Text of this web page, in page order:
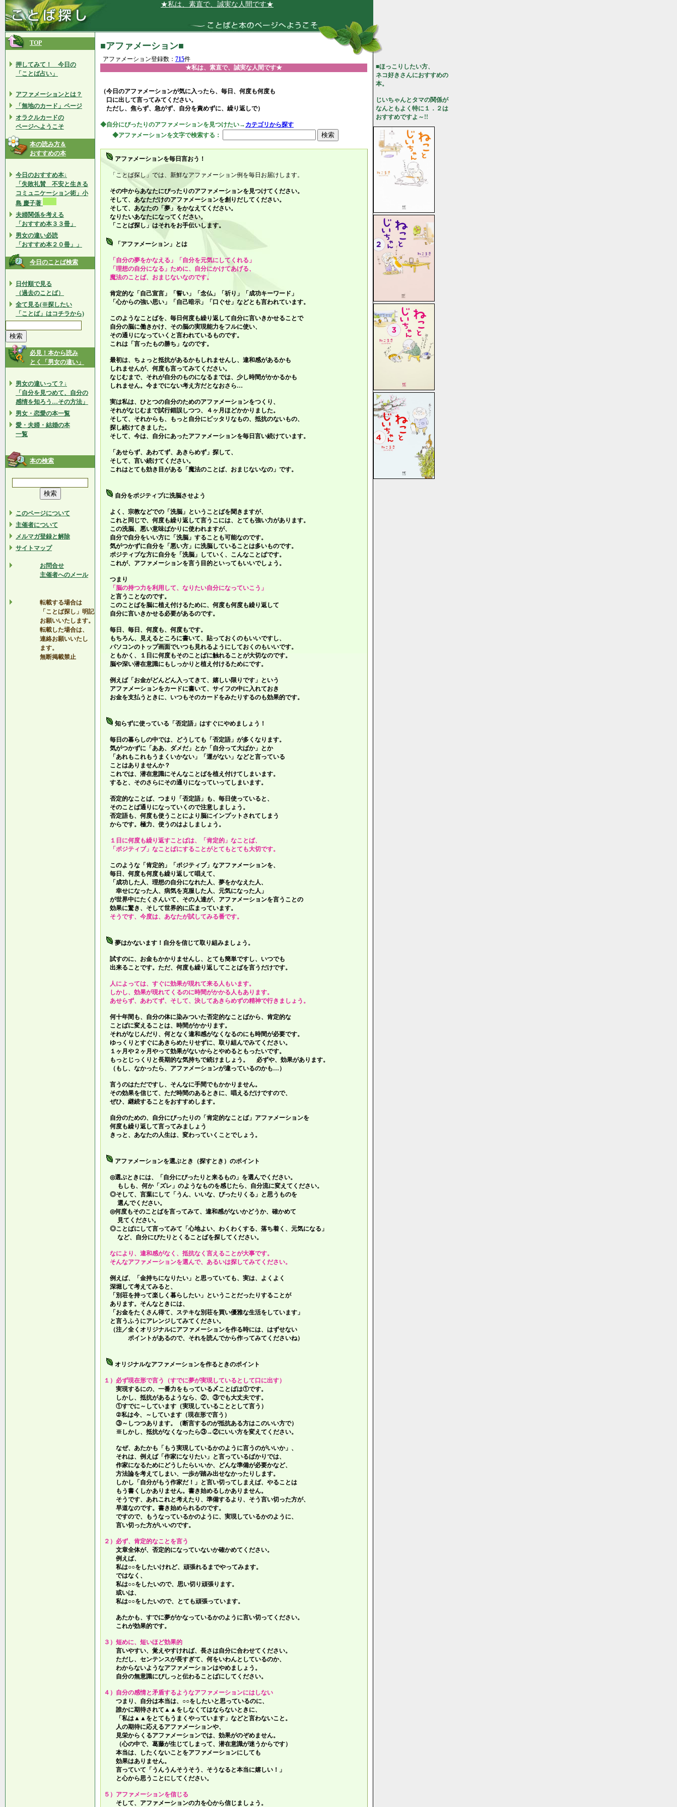
★私は、素直で、誠実な人間です★
TOP
押してみて！ 今日の
「ことば占い」
アファメーションとは？
「無地のカード」ページ
オラクルカードの
ページへようこそ
本の読み方＆
おすすめの本
今日のおすすめ本↓
「失敗礼賛 不安と生きる
コミュニケーション術」小
島 慶子著
夫婦関係を考える
「おすすめ本３３冊」
男女の違い必読
「おすすめ本２０冊」」
今日のことば検索
日付順で見る
（過去のことば）
全て見る(※探したい
「ことば」はコチラから)
必見！本から読み
とく「男女の違い」
男女の違いって？↓
「自分を見つめて、自分の
感情を知ろう…その方法」
男女・恋愛の本一覧
愛・夫婦・結婚の本
一覧
本の検索
このページについて
主催者について
メルマガ登録と解除
サイトマップ
お問合せ
主催者へのメール
転載する場合は
「ことば探し」明記
お願いいたします。
転載した場合は、
連絡お願いいたし
ます。
無断掲載禁止
■アファメーション■
アファメーション登録数： 715件
★私は、素直で、誠実な人間です★
（今日のアファメーションが気に入ったら、毎日、何度も何度も
口に出して言ってみてください。
ただし、焦らず、急がず、自分を責めずに、繰り返しで）
◆自分にぴったりのアファメーションを見つけたい→ カテゴリから探す
◆アファメーションを文字で検索する：
アファメーションを毎日言おう！
「ことば探し」では、新鮮なアファメーション例を毎日お届けします。
その中からあなたにぴったりのアファメーションを見つけてください。
そして、あなただけのアファメーションを創りだしてください。
そして、あなたの「夢」をかなえてください。
なりたいあなたになってください。
「ことば探し」はそれをお手伝いします。
「アファメーション」とは
「自分の夢をかなえる」「自分を元気にしてくれる」
「理想の自分になる」ために、自分にかけてあげる、
魔法のことば、おまじないなのです。
肯定的な「自己宣言」「誓い」「念仏」「祈り」「成功キーワード」
「心からの強い思い」「自己暗示」「口ぐせ」 などとも言われています。
このようなことばを、毎日何度も繰り返して自分に言いきかせることで
自分の脳に働きかけ、その脳の実現能力をフルに使い、
その通りになっていくと言われているものです。
これは「言ったもの勝ち」なのです。
最初は、ちょっと抵抗があるかもしれませんし、違和感があるかも
しれませんが、何度も言ってみてください。
なじむまで、それが自分のものになるまでは、少し時間がかかるかも
しれません。今までにない考え方だとなおさら…
実は私は、ひとつの自分のためのアファメーションをつくり、
それがなじむまで試行錯誤しつつ、４ヶ月ほどかかりました。
そして、それからも、もっと自分にピッタリなもの、抵抗のないもの、
探し続けてきました。
そして、今は、自分にあったアファメーションを毎日言い続けています。
「あせらず、あわてず、あきらめず」探して、
そして、言い続けてください。
これはとても効き目がある「魔法のことば、おまじないなの」です。
自分をポジティブに洗脳させよう
よく、宗教などでの「洗脳」ということばを聞きますが、
これと同じで、何度も繰り返して言うこには、とても強い力があります。
この洗脳、悪い意味ばかりに使われますが、
自分で自分をいい方に「洗脳」することも可能なのです。
気がつかずに自分を「悪い方」に洗脳していることは多いものです。
ポジティブな方に自分を「洗脳」していく、こんなことばです。
これが、アファメーションを言う目的といってもいいでしょう。
つまり
「脳の持つ力を利用して、なりたい自分になっていこう」
と言うことなのです。
このことばを脳に植え付けるために、何度も何度も繰り返して
自分に言いきかせる必要があるのです。
毎日、毎日、何度も、何度もです。
もちろん、見えるところに書いて、貼っておくのもいいですし、
パソコンのトップ画面でいつも見れるようにしておくのもいいです。
ともかく、１日に何度もそのことばに触れることが大切なのです。
脳や深い潜在意識にもしっかりと植え付けるためにです。
例えば「お金がどんどん入ってきて、嬉しい限りです」という
アファメーションをカードに書いて、サイフの中に入れておき
お金を支払うときに、いつもそのカードをみたりするのも効果的です。
知らずに使っている「否定語」はすぐにやめましょう！
毎日の暮らしの中では、どうしても「否定語」が多くなります。
気がつかずに「ああ、ダメだ」とか「自分って大ばか」とか
「あれもこれもうまくいかない」「運がない」などと言っている
ことはありませんか？
これでは、潜在意識にそんなことばを植え付けてしまいます。
すると、そのさらにその通りになっていってしまいます。
否定的なことば、つまり「否定語」も、毎日使っていると、
そのことば通りになっていくので注意しましょう。
否定語も、何度も使うことにより脳にインプットされてしまう
からです。極力、使うのはよしましょう。
１日に何度も繰り返すことばは、「肯定的」なことば、
「ポジティブ」なことばにすることがとてもとても大切です。
このような「肯定的」「ポジティブ」なアファメーションを、
毎日、何度も何度も繰り返して唱えて、
「成功した人、理想の自分になれた人、夢をかなえた人、
幸せになった人、病気を克服した人、元気になった人」
が世界中にたくさんいて、その人達が、アファメーションを言うことの
効果に驚き、そして世界的に広まっています。
そうです、今度は、あなたが試してみる番です。
夢はかないます！自分を信じて取り組みましょう。
試すのに、お金もかかりませんし、とても簡単ですし、いつでも
出来ることです。ただ、何度も繰り返してことばを言うだけです。
人によっては、すぐに効果が現れて来る人もいます。
しかし、効果が現れてくるのに時間がかかる人もあります。
あせらず、あわてず、そして、決してあきらめずの精神で行きましょう。
何十年間も、自分の体に染みついた否定的なことばから、肯定的な
ことばに変えることは、時間がかかります。
それがなじんだり、何となく違和感がなくなるのにも時間が必要です。
ゆっくりとすぐにあきらめたりせずに、取り組んでみてください。
１ヶ月や２ヶ月やって効果がないからとやめるともったいです。
もっとじっくりと長期的な気持ちで続けましょう。 必ずや、効果があります。
（もし、なかったら、アファメーションが違っているのかも…）
言うのはただですし、そんなに手間でもかかりません。
その効果を信じて、ただ時間のあるときに、唱えるだけですので、
ぜひ、継続することをおすすめします。
自分のための、自分にぴったりの「肯定的なことば」アファメーションを
何度も繰り返して言ってみましょう
きっと、あなたの人生は、変わっていくことでしょう。
アファメーションを選ぶとき（探すとき）のポイント
◎選ぶときには、「自分にぴったりと来るもの」を選んでください。
もしも、何か「ズレ」のようなものを感じたら、自分流に変えてください。
◎そして、言葉にして「うん、いいな、ぴったりくる」と思うものを
選んでください。
◎何度もそのことばを言ってみて、違和感がないかどうか、確かめて
見てください。
◎ことばにして言ってみて「心地よい、わくわくする、落ち着く、元気になる」
など、自分にぴたりとくることばを探してください。
なにより、違和感がなく、抵抗なく言えることが大事です。
そんなアファメーションを選んで、あるいは探してみてください。
例えば、「金持ちになりたい」と思っていても、実は、よくよく
深堀して考えてみると、
「別荘を持って楽しく暮らしたい」ということだったりすることが
あります。そんなときには、
「お金をたくさん得て、ステキな別荘を買い優雅な生活をしています」
と言うふうにアレンジしてみてください。
（注／全くオリジナルにアファメーションを作る時には、はずせない
ポイントがあるので、それを読んでから作ってみてくださいね）
オリジナルなアファメーションを作るときのポイント
１）必ず現在形で言う（すでに夢が実現しているとして口に出す）
実現するにの、一番力をもっている〆ことばは①です。
しかし、抵抗があるようなら、②、③でも大丈夫です。
①すでに～しています（実現していることとして言う）
②私は今、～しています（現在形で言う）
③～しつつあります。（断言するのが抵抗ある方はこのいい方で）
※しかし、抵抗がなくなったら③→②にいい方を変えてください。
なぜ、あたかも「もう実現しているかのように言うのがいいか」、
それは、例えば「作家になりたい」と言っているばかりでは、
作家になるためにどうしたらいいか、どんな準備が必要かなど、
方法論を考えてしまい、一歩が踏み出せなかったりします。
しかし「自分がもう作家だ！」と言い切ってしまえば、やることは
もう書くしかありません。書き始めるしかありません。
そうです、あれこれと考えたり、準備するより、そう言い切った方が、
早道なのです。書き始められるのです。
ですので、もうなっているかのように、実現しているかのように、
言い切った方がいいのです。
２）必ず、肯定的なことを言う
文章全体が、否定的になっていないか確かめてください。
例えば、
私は○○をしたいけれど、頑張れるまでやってみます。
ではなく、
私は○○をしたいので、思い切り頑張ります。
或いは、
私は○○をしたいので、とても頑張っています。
あたかも、すでに夢がかなっているかのように言い切ってください。
これが効果的です。
３）短めに、短いほど効果的
言いやすい、覚えやすければ、長さは自分に合わせてください。
ただし、センテンスが長すぎて、何をいわんとしているのか、
わからないようなアファメーションはやめましょう。
自分の無意識にぴしっと伝わることばにしてください。
４）自分の感情と矛盾するようなアファメーションにはしない
つまり、自分は本当は、○○をしたいと思っているのに、
誰かに期待されて▲▲をしなくてはならないときに、
「私は▲▲をとてもうまくやっています」などと言わないこと。
人の期待に応えるアファメーションや、
見栄からくるアファメーションでは、効果がのぞめません。
（心の中で、葛藤が生じてしまって、潜在意識が迷うからです）
本当は、したくないことをアファメーションにしても
効果はありません。
言っていて 「うんうんそうそう、そうなると本当に嬉しい！」
と心から思うことにしてください。
５）アファメーションを信じる
そして、アファメーションの力を心から信じましょう。
■ほっこりしたい方、
ネコ好きさんにおすすめの
本。
じいちゃんとタマの関係が
なんともよく特に１．２は
おすすめですよ～!!